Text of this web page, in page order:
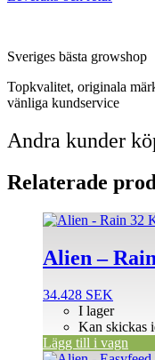
Sveriges bästa growshop
Topkvalitet, originala
vänliga kundservice
Andra kunder
Relaterade
Alien –
34.428 SEK
I lager
Kan skickas
Lägg till i vagn